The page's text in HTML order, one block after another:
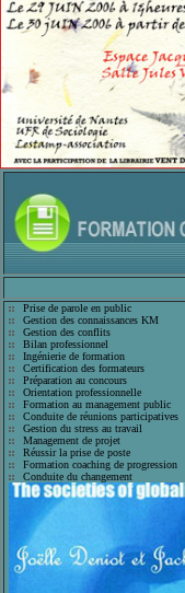
Prise de parole en public
Gestion des connaissances KM
Gestion des conflits
Bilan professionnel
Ingénierie de formation
Certification des formateurs
Préparation au concours
Orientation professionnelle
Formation au management public
Conduite de réunions participatives
Gestion du stress au travail
Management de projet
Réussir la prise de poste
Formation coaching de progression
Conduite du changement